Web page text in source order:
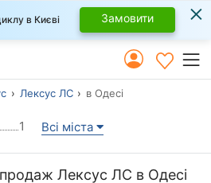
в Києві Замовити ×
Лексус ЛС в Одесі
1 Всі міста
Лексус ЛС в Одесі